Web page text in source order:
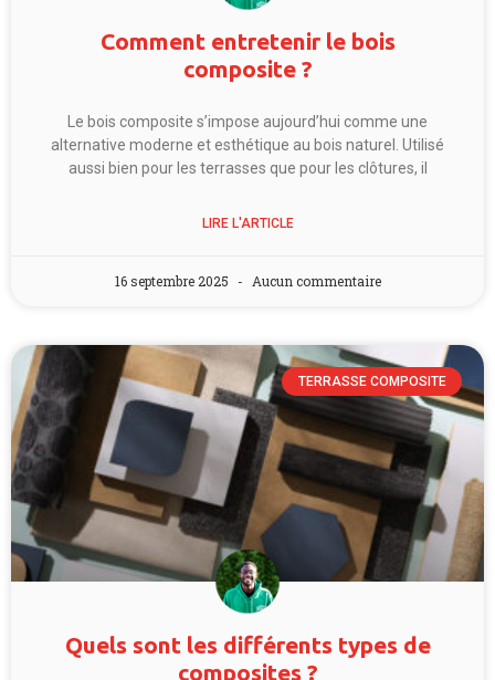
Comment entretenir le bois
composite ?
Le bois composite s’impose aujourd’hui comme une
alternative moderne et esthétique au bois naturel. Utilisé
aussi bien pour les terrasses que pour les clôtures, il
LIRE L'ARTICLE
16 septembre 2025 Aucun commentaire
TERRASSE COMPOSITE
Quels sont les différents types de
composites ?